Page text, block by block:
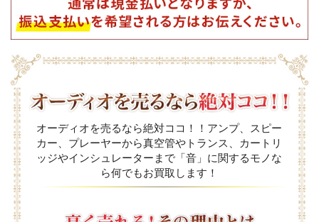
オーディオを売るなら絶対ココ！！アンプ、スピー
カー、プレーヤーから真空管やトランス、カートリ
ッジやインシュレーターまで「音」に関するモノな
ら何でもお買取します！